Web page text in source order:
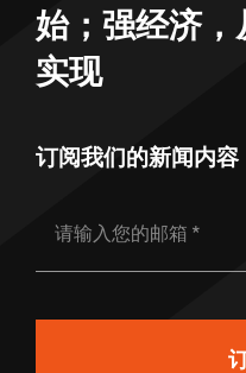
始；强经济
实现
订阅我们的新闻内容